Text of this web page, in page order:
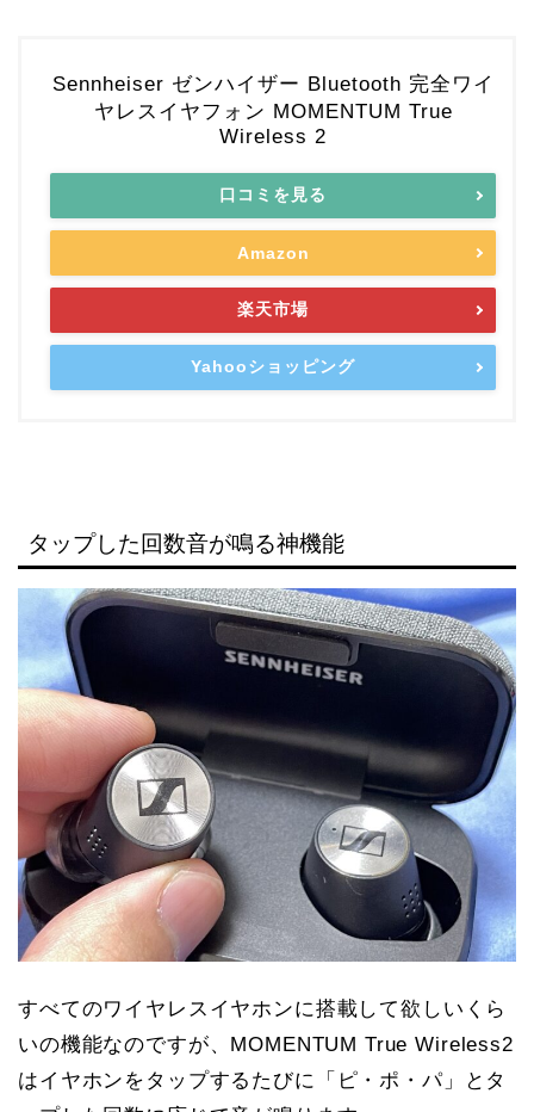
Sennheiser ゼンハイザー Bluetooth 完全ワイ
ヤレスイヤフォン MOMENTUM True
Wireless 2
口コミを見る
Amazon
楽天市場
Yahooショッピング
タップした回数音が鳴る神機能
すべてのワイヤレスイヤホンに搭載して欲しいくら
いの機能なのですが、MOMENTUM True Wireless2
はイヤホンをタップするたびに「ピ・ポ・パ」とタ